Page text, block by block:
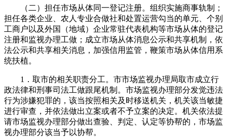
（二）担任市场从体同一登记注册。组织实施商事轨制；
担任各类企业、农人专业合做社和处置运营勾当的单元、个别
工商户以及外国（地域）企业常驻代表机构等市场从体的登记
注册和监视办理工做；成立市场从体消息公示和共享机制，依
法公示和共享相关消息，加强信用监管，鞭策市场从体信用系
统扶植。
1．取市的相关职责分工。市市场监视办理局取市成立行
政法律和刑事司法工做跟尾机制。市场监视办理部分发觉违法
行为涉嫌犯罪的，该当按照相关及时移送机关，机关该当敏捷
进行审查，并依法做出立案或者不予立案的决定。机关依法提
请市场监视办理部分做出查验、判定、认定等协帮的，市场监
视办理部分该当予以协帮。